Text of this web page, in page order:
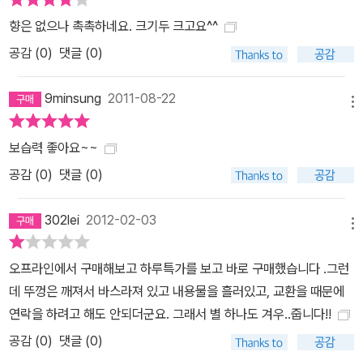
향은 없으나 촉촉하네요. 크기두 크고요^^
공감 (0) 댓글 (0)
9minsung 2011-08-22
보습력 좋아요~~
공감 (0) 댓글 (0)
302lei 2012-02-03
오프라인에서 구매해보고 하루특가를 보고 바로 구매했습니다 .그런
데 뚜껑은 깨져서 바스라져 있고 내용물을 흘러있고, 교환을 때문에
연락을 하려고 해도 안되더군요. 그래서 별 하나도 겨우..줍니다!!
공감 (0) 댓글 (0)